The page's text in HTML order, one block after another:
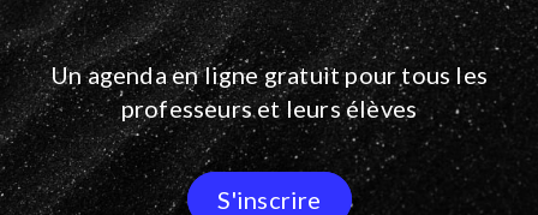
Un agenda en ligne gratuit pour tous les
professeurs et leurs élèves
S'inscrire